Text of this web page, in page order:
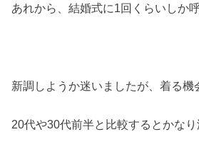
あれから、結婚式に1回くらいしか
新調しようか迷いましたが、着る機
20代や30代前半と比較するとかなり